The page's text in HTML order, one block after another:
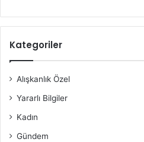
Kategoriler
Alışkanlık Özel
Yararlı Bilgiler
Kadın
Gündem